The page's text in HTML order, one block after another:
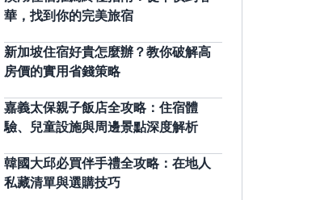
華，找到你的完美旅宿
新加坡住宿好貴怎麼辦？教你破解高
房價的實用省錢策略
嘉義太保親子飯店全攻略：住宿體
驗、兒童設施與周邊景點深度解析
韓國大邱必買伴手禮全攻略：在地人
私藏清單與選購技巧